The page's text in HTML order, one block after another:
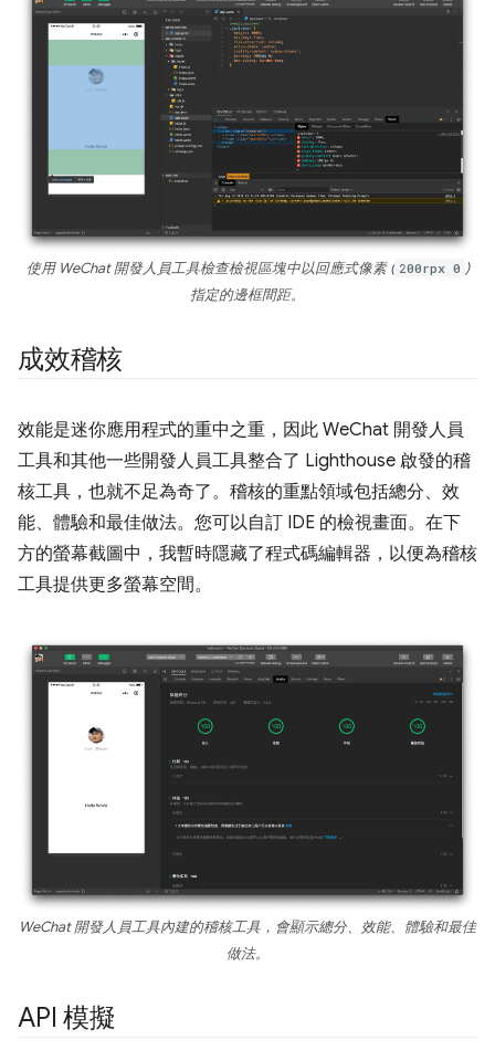
使用 WeChat 開發人員工具檢查檢視區塊中以回應式像素 ( 200rpx 0 )
指定的邊框間距。
成效稽核
效能是迷你應用程式的重中之重，因此 WeChat 開發人員
工具和其他一些開發人員工具整合了 Lighthouse 啟發的稽
核工具，也就不足為奇了。稽核的重點領域包括總分、效
能、體驗和最佳做法。您可以自訂 IDE 的檢視畫面。在下
方的螢幕截圖中，我暫時隱藏了程式碼編輯器，以便為稽核
工具提供更多螢幕空間。
WeChat 開發人員工具內建的稽核工具，會顯示總分、效能、體驗和最佳
做法。
API 模擬